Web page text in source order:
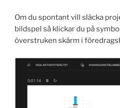
Om du spontant vill släcka
bildspel så klickar du på
överstruken skärm i